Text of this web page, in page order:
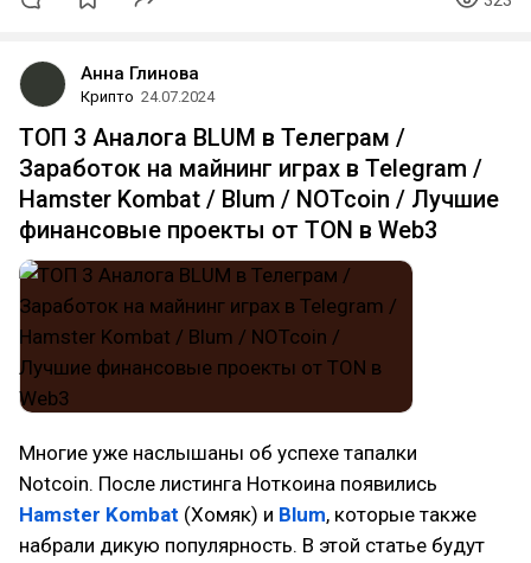
Анна Глинова
Крипто 24.07.2024
ТОП 3 Аналога BLUM в Телеграм /
Заработок на майнинг играх в Telegram /
Hamster Kombat / Blum / NOTcoin / Лучшие
финансовые проекты от TON в Web3
Многие уже наслышаны об успехе тапалки
Notcoin. После листинга Ноткоина появились
Hamster Kombat (Хомяк) и Blum, которые также
набрали дикую популярность. В этой статье будут